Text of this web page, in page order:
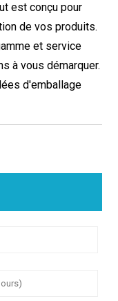
est conçu pour
de vos produits.
et service
à vous démarquer.
d'emballage